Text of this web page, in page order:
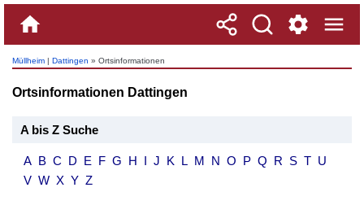
Müllheim | Dattingen » Ortsinformationen
Ortsinformationen Dattingen
A bis Z Suche
A B C D E F G H I J K L M N O P Q R S T U
V W X Y Z